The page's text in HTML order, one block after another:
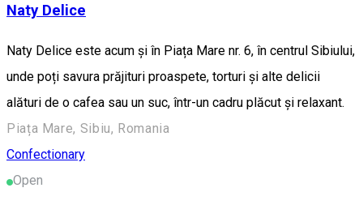
Naty Delice
Naty Delice este acum și în Piața Mare nr. 6, în centrul Sibiului,
unde poți savura prăjituri proaspete, torturi și alte delicii
alături de o cafea sau un suc, într-un cadru plăcut și relaxant.
Piața Mare, Sibiu, Romania
Confectionary
Open